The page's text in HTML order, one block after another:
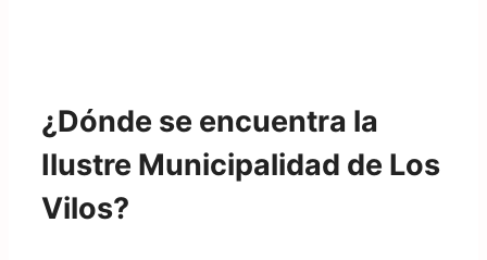
¿Dónde se encuentra la
Ilustre Municipalidad de Los
Vilos?